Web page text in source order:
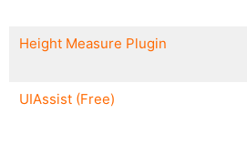
Height Measure Plugin
UIAssist (Free)